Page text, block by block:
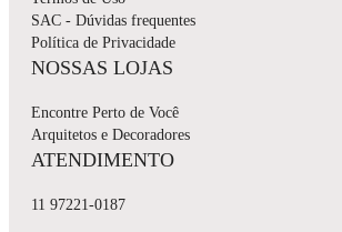
SAC - Dúvidas frequentes
Política de Privacidade
NOSSAS LOJAS
Encontre Perto de Você
Arquitetos e Decoradores
ATENDIMENTO
11 97221-0187